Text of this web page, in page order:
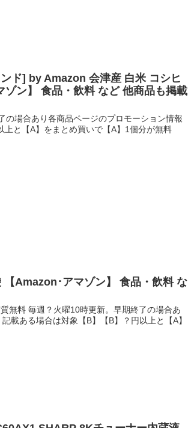
ド] by Amazon 会津産 白米 コシヒ
ン】 食品・飲料 など 他商品も掲載
場合あり各商品ページのプロモーション情報
と【A】をまとめ買いで【A】1個分が無料
Amazon･アマゾン】 食品・飲料 な
無料 毎週？火曜10時更新。早期終了の場合あ
載ある場合は対象【B】【B】？円以上と【A】